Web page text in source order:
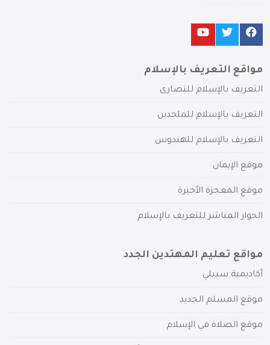
مواقع التعريف بالإسلام
التعريف بالإسلام للنصارى
التعريف بالإسلام للملحدين
التعريف بالإسلام للهندوس
موقع الإيمان
موقع المعجزة الأخيرة
الحوار المباشر للتعريف بالإسلام
مواقع تعليم المهتدين الجدد
أكاديمية سبيلي
موقع المسلم الجديد
موقع الصلاة في الإسلام